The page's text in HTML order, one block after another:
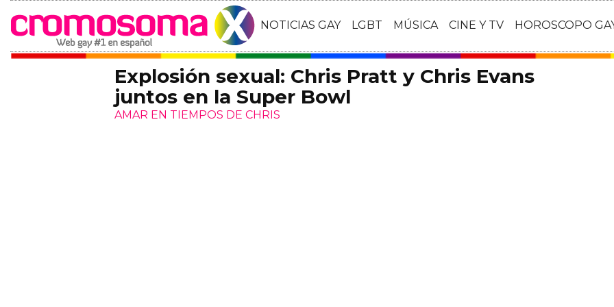
NOTICIAS GAY LGBT MÚSICA CINE Y TV HOROSCOPO
Explosión sexual: Chris Pratt y Chris Evans
juntos en la Super Bowl
AMAR EN TIEMPOS DE CHRIS